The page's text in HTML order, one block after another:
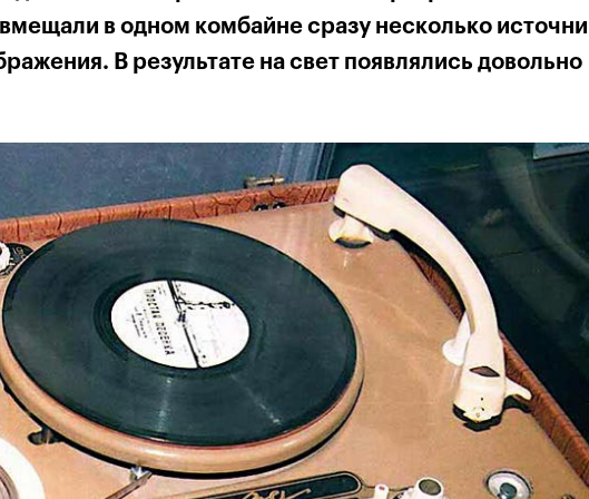
в одном комбайне сразу несколько
В результате на свет появлялись довольно